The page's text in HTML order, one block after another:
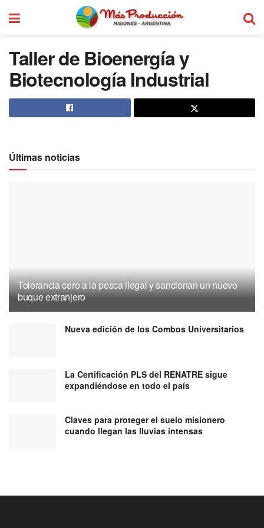
Taller de Bioenergía y
Biotecnología Industrial
Últimas noticias
Tolerancia cero a la pesca ilegal y sancionan un nuevo
buque extranjero
Nueva edición de los Combos Universitarios
La Certificación PLS del RENATRE sigue
expandiéndose en todo el país
Claves para proteger el suelo misionero
cuando llegan las lluvias intensas